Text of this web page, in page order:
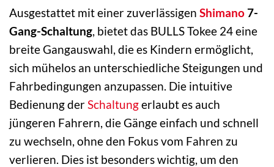
Ausgestattet mit einer zuverlässigen Shimano7-
Gang-Schaltung, bietet das BULLS Tokee 24 eine
breite Gangauswahl, die es Kindern ermöglicht,
sich mühelos an unterschiedliche Steigungen und
Fahrbedingungen anzupassen. Die intuitive
Bedienung derSchaltungerlaubt es auch
jüngeren Fahrern, die Gänge einfach und schnell
zu wechseln, ohne den Fokus vom Fahren zu
verlieren. Dies ist besonders wichtig, um den